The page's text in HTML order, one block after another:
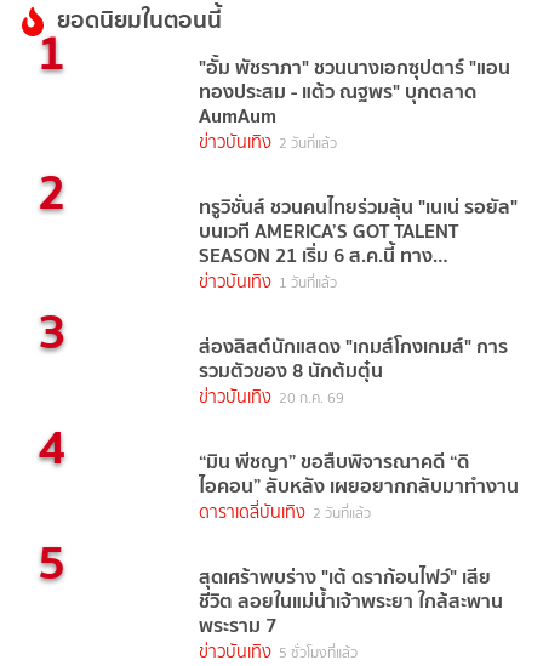
ยอดนิยมในตอนนี้
1 "อั้ม พัชราภา" ชวนนางเอกซุปตาร์ "แอน
ทองประสม - แต้ว ณฐพร" บุกตลาด
AumAum
ข่าวบันเทิง 2 วันที่แล้ว
2 ทรูวิชั่นส์ ชวนคนไทยร่วมลุ้น "เนเน่ รอยัล"
บนเวที AMERICA’S GOT TALENT
SEASON 21 เริ่ม 6 ส.ค.นี้ ทาง
TrueVisions NOW
ข่าวบันเทิง 1 วันที่แล้ว
3 ส่องลิสต์นักแสดง "เกมส์โกงเกมส์" การ
รวมตัวของ 8 นักต้มตุ๋น
ข่าวบันเทิง 20 ก.ค. 69
4 “มิน พีชญา” ขอสืบพิจารณาคดี “ดิ
ไอคอน” ลับหลัง เผยอยากกลับมาทำงาน
ดาราเดลี่บันเทิง 2 วันที่แล้ว
5 สุดเศร้าพบร่าง "เต้ ดราก้อนไฟว์" เสีย
ชีวิต ลอยในแม่น้ำเจ้าพระยา ใกล้สะพาน
พระราม 7
ข่าวบันเทิง 5 ชั่วโมงที่แล้ว